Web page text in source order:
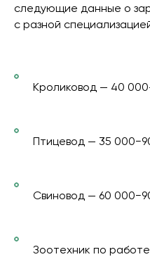
следующие данные о
с разной
Кроликовод — 40
Птицевод — 35
Свиновод — 60
Зоотехник по